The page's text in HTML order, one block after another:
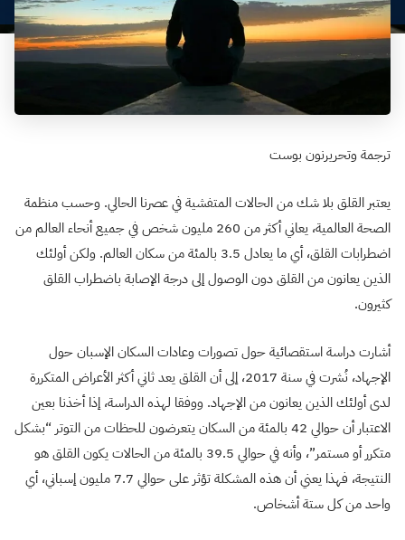
ترجمة وتحريرنون بوست
يعتبر القلق بلا شك من الحالات المتفشية في عصرنا الحالي. وحسب منظمة
الصحة العالمية، يعاني أكثر من 260 مليون شخص في جميع أنحاء العالم من
اضطرابات القلق، أي ما يعادل 3.5 بالمئة من سكان العالم. ولكن أولئك
الذين يعانون من القلق دون الوصول إلى درجة الإصابة باضطراب القلق
كثيرون.
أشارت دراسة استقصائية حول تصورات وعادات السكان الإسبان حول
الإجهاد، نُشرت في سنة 2017، إلى أن القلق يعد ثاني أكثر الأعراض المتكررة
لدى أولئك الذين يعانون من الإجهاد. ووفقا لهذه الدراسة، إذا أخذنا بعين
الاعتبار أن حوالي 42 بالمئة من السكان يتعرضون للحظات من التوتر “بشكل
متكرر أو مستمر”، وأنه في حوالي 39.5 بالمئة من الحالات يكون القلق هو
النتيجة، فهذا يعني أن هذه المشكلة تؤثر على حوالي 7.7 مليون إسباني، أي
واحد من كل ستة أشخاص.